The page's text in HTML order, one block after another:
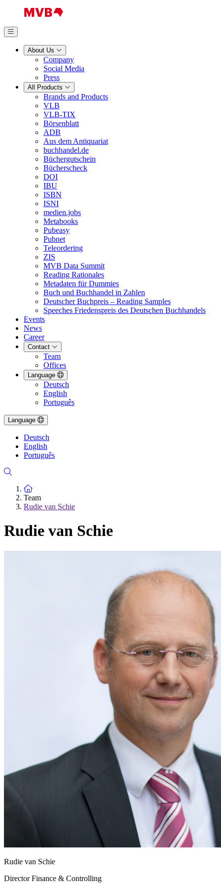
About Us
Company
Social Media
Press
All Products
Brands and Products
VLB
VLB-TIX
Börsenblatt
ADB
Aus dem Antiquariat
buchhandel.de
Büchergutschein
Bücherscheck
DOI
IBU
ISBN
ISNI
medien.jobs
Metabooks
Pubeasy
Pubnet
Teleordering
ZIS
MVB Data Summit
Reading Rationales
Metadaten für Dummies
Buch und Buchhandel in Zahlen
Deutscher Buchpreis – Reading Samples
Speeches Friedenspreis des Deutschen Buchhandels
Events
News
Career
Contact
Team
Offices
Language
Deutsch
English
Português
Language
Deutsch
English
Português
To the homepage
Team
Rudie van Schie
Rudie van Schie
Rudie van Schie
Director Finance & Controlling